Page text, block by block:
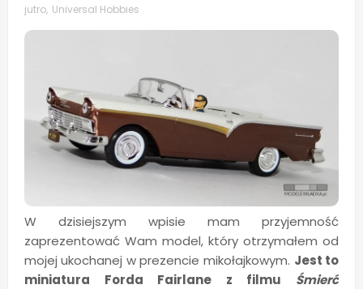
jutro, Universal Hobbies
W dzisiejszym wpisie mam przyjemność
zaprezentować Wam model, który otrzymałem od
mojej ukochanej w prezencie mikołajkowym. Jest to
miniatura Forda Fairlane z filmu Śmierć